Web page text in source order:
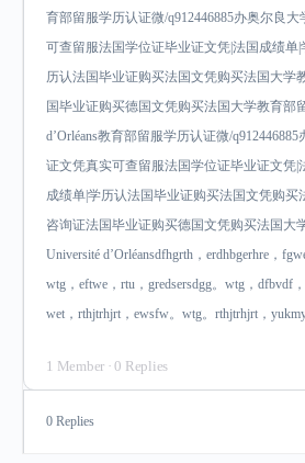
育部留服学历认证微/q912446885办奥尔良
可查留服法国学位证毕业证文凭|法国成绩单
历认法国毕业证购买法国文凭购买法国大学
国毕业证购买德国文凭购买法国大学教育部
d’Orléans教育部留服学历认证微/
证文凭真实可查留服法国学位证毕业证文凭|
成绩单|学历认法国毕业证购买法国文凭购买
咨询证法国毕业证购买德国文凭购买法国大
Université d’Orléansdfhgrth，erdhbgerhre，
wtg，eftwe，rtu，gredsersdgg。wtg，dfbvdf
wet，rthjtrhjrt，ewsfw。wtg。rthjtrhjrt，
1 Member · 0 Replies
0 Replies